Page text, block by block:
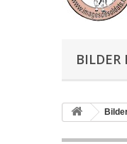
BILDER